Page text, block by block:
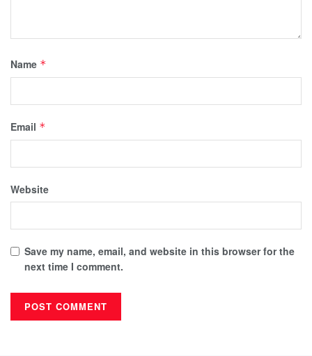
Name *
Email *
Website
Save my name, email, and website in this browser for the
next time I comment.